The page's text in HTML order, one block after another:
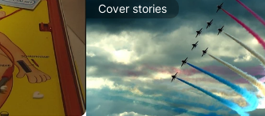
/
Cover stories